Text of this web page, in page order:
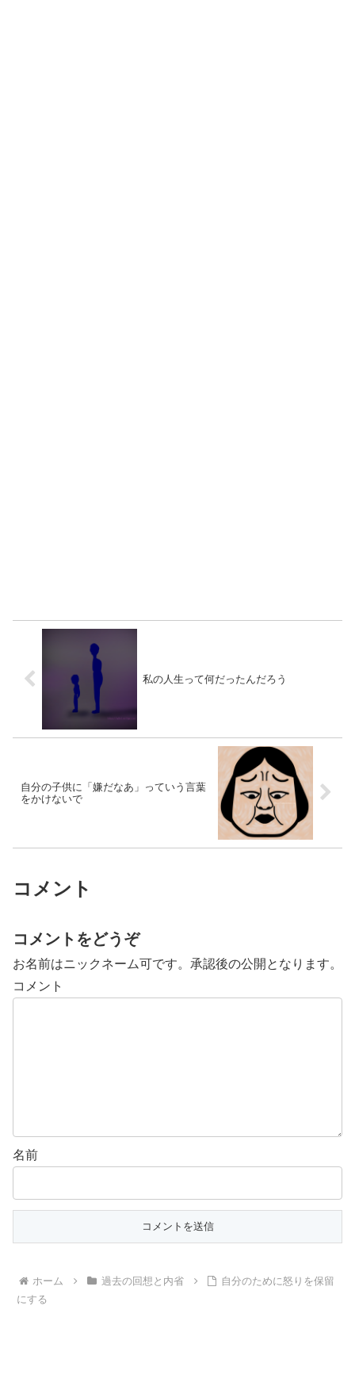
私の人生って何だったんだろう
自分の子供に「嫌だなあ」っていう言葉
をかけないで
コメント
コメントをどうぞ
お名前はニックネーム可です。承認後の公開となります。
コメント
名前
ホーム 過去の回想と内省
自分のために怒りを保留
にする